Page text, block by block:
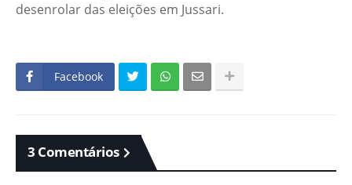
desenrolar das eleições em Jussari.
Facebook
3 Comentários